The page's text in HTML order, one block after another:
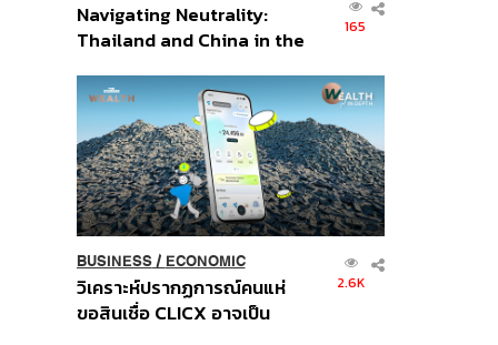
Navigating Neutrality:
Thailand and China in the
Order
165
BUSINESS/ ECONOMIC
วิเคราะห์ปรากฏการณ์คนแห่
ขอสินเชื่อ CLICX อาจเป็น
2.6K